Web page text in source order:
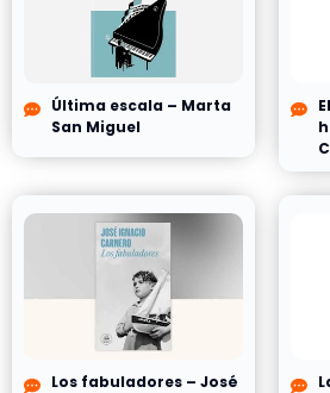
Última escala – Marta
San Miguel
Los fabuladores – José